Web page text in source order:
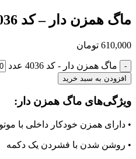
ماگ همزن دار – کد 4036
610,000 تومان
ماگ همزن دار - کد 4036 عدد
افزودن به سبد خرید
ویژگی‌های ماگ همزن دار :
• دارای همزن خودکار داخلی با
• روشن شدن با فشردن یک دکمه